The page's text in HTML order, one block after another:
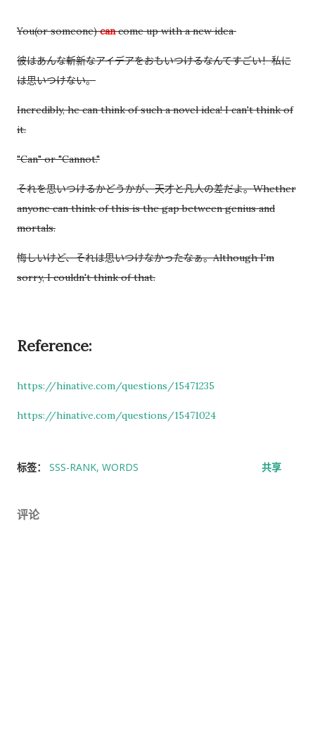
You(or someone)cancome up with a new idea
彼はあんな斬新なアイデアをおもいつけるなんてすごい！私に
は思いつけない。
Incredibly, he can think of such a novel idea! I can't think of
it.
"Can" or "Cannot."
それを思いつけるかどうかが、天才と凡人の差だよ。Whether
anyone can think of this is the gap between genius and
mortals.
悔しいけど、それは思いつけなかったなぁ。Although I'm
sorry, I couldn't think of that.
Reference:
https://hinative.com/questions/15471235
https://hinative.com/questions/15471024
标签： SSS-RANK WORDS 共享
评论